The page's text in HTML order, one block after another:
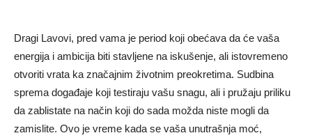
Dragi Lavovi, pred vama je period koji obećava da će vaša
energija i ambicija biti stavljene na iskušenje, ali istovremeno
otvoriti vrata ka značajnim životnim preokretima. Sudbina
sprema događaje koji testiraju vašu snagu, ali i pružaju priliku
da zablistate na način koji do sada možda niste mogli da
zamislite. Ovo je vreme kada se vaša unutrašnja moć,